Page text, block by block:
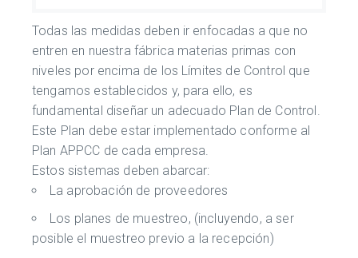
Todas las medidas deben ir enfocadas a que no
entren en nuestra fábrica materias primas con
niveles por encima de los Límites de Control que
tengamos establecidos y, para ello, es
fundamental diseñar un adecuado Plan de Control.
Este Plan debe estar implementado conforme al
Plan APPCC de cada empresa.
Estos sistemas deben abarcar:
La aprobación de proveedores
Los planes de muestreo, (incluyendo, a ser
posible el muestreo previo a la recepción)